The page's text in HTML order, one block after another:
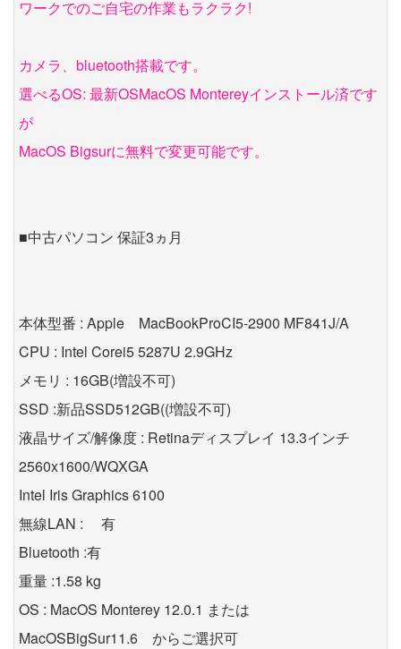
ワークでのご自宅の作業もラクラク!
カメラ、bluetooth搭載です。
選べるOS: 最新OSMacOS Montereyインストール済です
が
MacOS Bigsurに無料で変更可能です。
■中古パソコン 保証3ヵ月
本体型番 : Apple MacBookProCI5-2900 MF841J/A
CPU : Intel Corei5 5287U 2.9GHz
メモリ : 16GB(増設不可)
SSD :新品SSD512GB((増設不可)
液晶サイズ/解像度 : Retinaディスプレイ 13.3インチ
2560x1600/WQXGA
Intel Iris Graphics 6100
無線LAN : 有
Bluetooth :有
重量 :1.58 kg
OS : MacOS Monterey 12.0.1 または
MacOSBigSur11.6 からご選択可